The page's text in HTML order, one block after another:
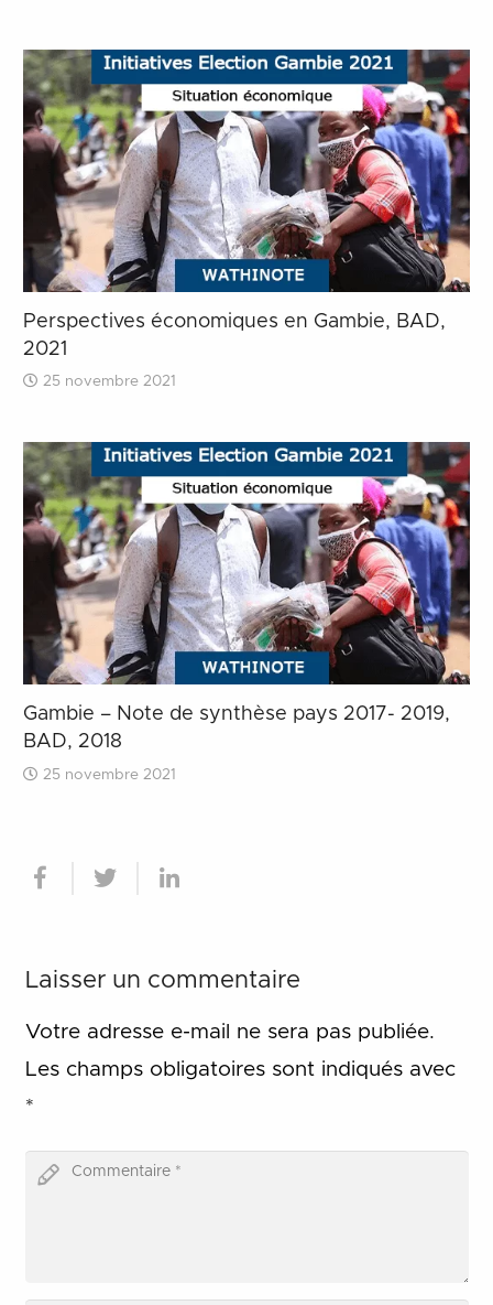
Perspectives économiques en Gambie, BAD,
2021
25 novembre 2021
Gambie – Note de synthèse pays 2017- 2019,
BAD, 2018
25 novembre 2021
Laisser un commentaire
Votre adresse e-mail ne sera pas publiée.
Les champs obligatoires sont indiqués avec
*